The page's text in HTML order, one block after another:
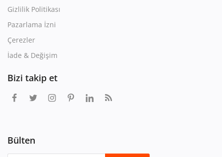
Gizlilik Politikası
Pazarlama İzni
Çerezler
İade & Değişim
Bizi takip et
Bülten